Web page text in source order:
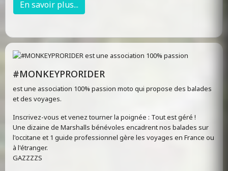
En savoir plus...
#MONKEYPRORIDER
est une association 100% passion moto qui propose des balades
et des voyages.
Inscrivez-vous et venez tourner la poignée : Tout est géré !
Une dizaine de Marshalls bénévoles encadrent nos balades sur
l'occitane et 1 guide professionnel gère les voyages en France ou
à l'étranger.
GAZZZZS